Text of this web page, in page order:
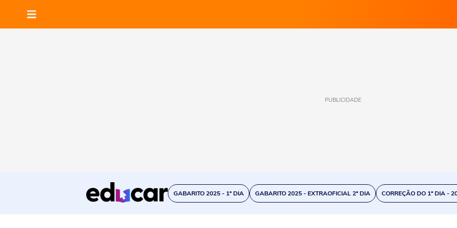
PUBLICIDADE
GABARITO 2025 - 1º DIA GABARITO 2025 - EXTRAOFICIAL 2º DIA CORREÇÃO DO 1º DIA -